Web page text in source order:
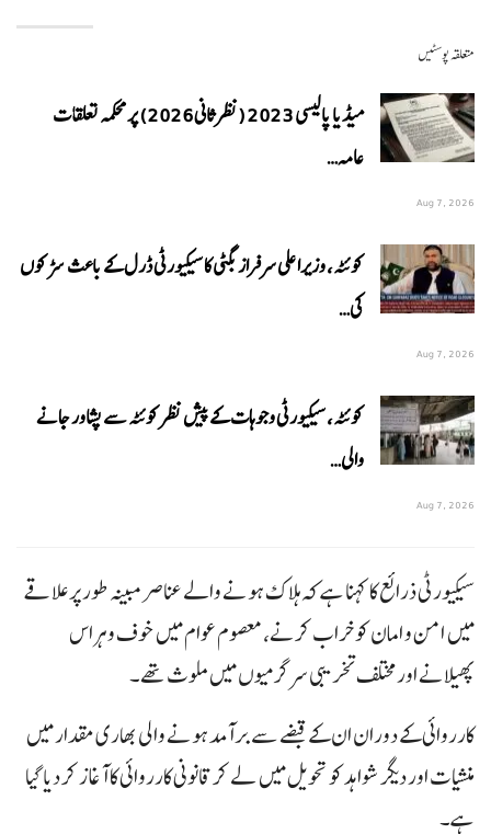
متعلقہ پوسٹیں
میڈیا پالیسی 2023 (نظرثانی 2026) پر محکمہ تعلقات
عامہ…
Aug 7, 2026
کوئٹہ، وزیراعلی سرفراز بگٹی کا سیکیورٹی ڈرل کے باعث سڑکوں
کی…
Aug 7, 2026
کوئٹہ، سیکیورٹی وجوہات کے پیش نظر کوئٹہ سے پشاور جانے
والی…
Aug 7, 2026
سیکیورٹی ذرائع کا کہنا ہے کہ ہلاک ہونے والے عناصر مبینہ طور پر علاقے
میں امن و امان کو خراب کرنے، معصوم عوام میں خوف و ہراس
پھیلانے اور مختلف تخریبی سرگرمیوں میں ملوث تھے۔
کارروائی کے دوران ان کے قبضے سے برآمد ہونے والی بھاری مقدار میں
منشیات اور دیگر شواہد کو تحویل میں لے کر قانونی کارروائی کا آغاز کر دیا گیا
ہے۔